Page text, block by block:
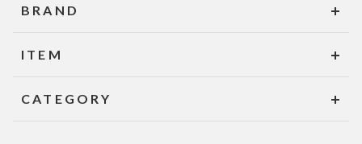
BRAND
ITEM
CATEGORY